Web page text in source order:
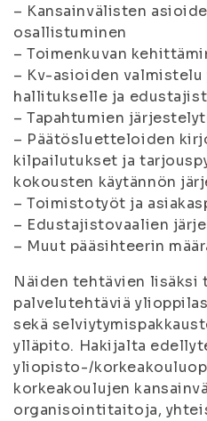
– Kansainvälisten
osallistuminen
– Toimenkuvan
– Kv-asioiden valmistelu
hallitukselle ja
– Tapahtumien
– Päätösluetteloiden
kilpailutukset ja
kokousten käytännön
– Toimistotyöt ja
– Edustajistovaalien
– Muut pääsihteerin
Näiden tehtävien lisäksi
palvelutehtäviä
sekä
ylläpito. Hakijalta
yliopisto-/
korkeakoulujen
organisointitaitoja,